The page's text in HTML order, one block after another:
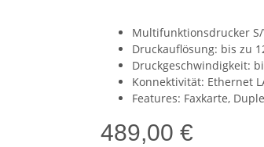
Multifunktionsdrucker S/
Druckauflösung: bis zu
Druckgeschwindigkeit:
Konnektivität: Ethernet
Features: Faxkarte,
489,00 €